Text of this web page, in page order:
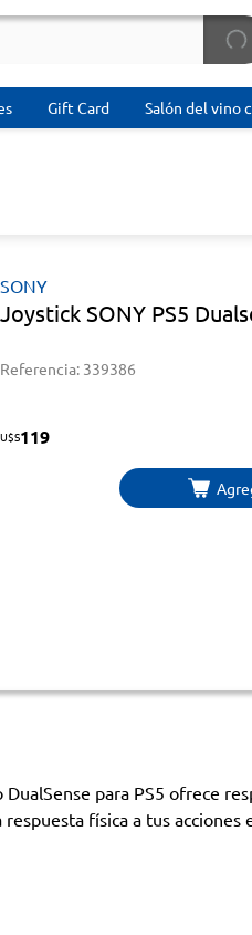
Gift Card Salón del vino
SONY
Joystick SONY PS5
Referencia: 339386
U$S119
para PS5 ofrece
física a tus acciones